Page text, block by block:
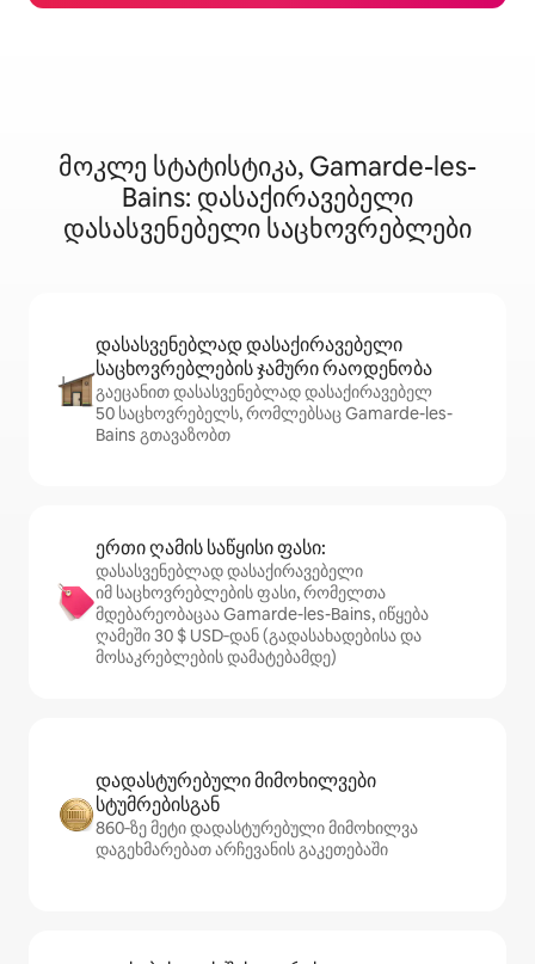
მოკლე სტატისტიკა, Gamarde-les-
Bains: დასაქირავებელი
დასასვენებელი საცხოვრებლები
დასასვენებლად დასაქირავებელი
საცხოვრებლების ჯამური რაოდენობა
გაეცანით დასასვენებლად დასაქირავებელ
50 საცხოვრებელს, რომლებსაც Gamarde-les-
Bains გთავაზობთ
ერთი ღამის საწყისი ფასი:
დასასვენებლად დასაქირავებელი
იმ საცხოვრებლების ფასი, რომელთა
მდებარეობაცაა Gamarde-les-Bains, იწყება
ღამეში 30 $ USD‑დან (გადასახადებისა და
მოსაკრებლების დამატებამდე)
დადასტურებული მიმოხილვები
სტუმრებისგან
860‑ზე მეტი დადასტურებული მიმოხილვა
დაგეხმარებათ არჩევანის გაკეთებაში